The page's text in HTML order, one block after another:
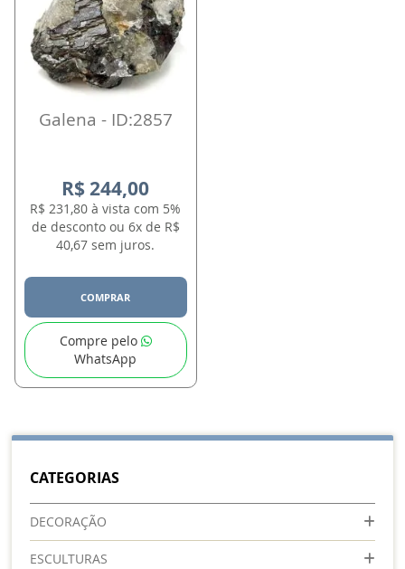
Galena - ID:2857
R$ 244,00
R$ 231,80 à vista com 5%
de desconto ou 6x de R$
40,67 sem juros.
COMPRAR
Compre pelo
WhatsApp
CATEGORIAS
DECORAÇÃO
ESCULTURAS